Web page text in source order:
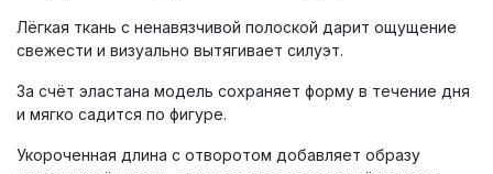
Лёгкая ткань с ненавязчивой полоской дарит ощущение
свежести и визуально вытягивает силуэт.
За счёт эластана модель сохраняет форму в течение дня
и мягко садится по фигуре.
Укороченная длина с отворотом добавляет образу